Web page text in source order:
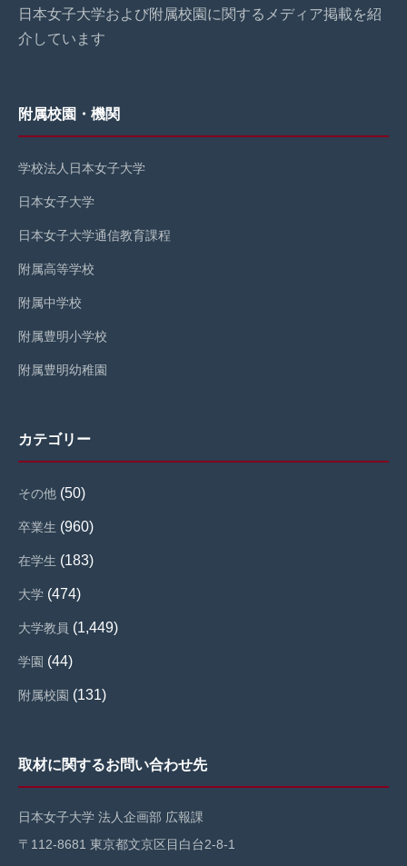
日本女子大学および附属校園に関するメディア掲載を紹
介しています
附属校園・機関
学校法人日本女子大学
日本女子大学
日本女子大学通信教育課程
附属高等学校
附属中学校
附属豊明小学校
附属豊明幼稚園
カテゴリー
その他 (50)
卒業生 (960)
在学生 (183)
大学 (474)
大学教員 (1,449)
学園 (44)
附属校園 (131)
取材に関するお問い合わせ先
日本女子大学 法人企画部 広報課
〒112-8681 東京都文京区目白台2-8-1